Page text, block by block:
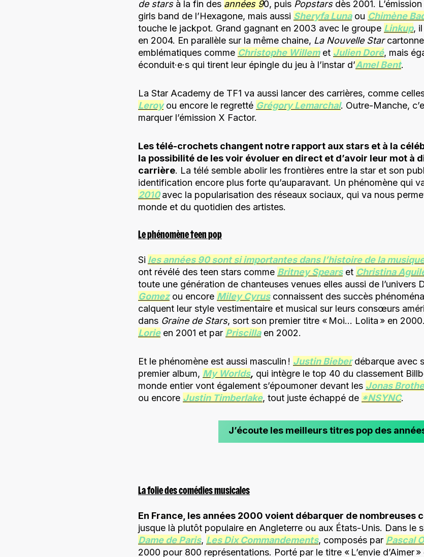
de starsà la fin des années 90, puis Popstarsdès 2001.
girls band de l’Hexagone, mais aussi Sheryfa Lunaou Chimène
touche le jackpot. Grand gagnant en 2003 avec le groupe Linkup,
en 2004. En parallèle sur la même chaine, La Nouvelle Starcartonne
emblématiques comme Christophe Willemet Julien Doré, mais
éconduit·e·s qui tirent leur épingle du jeu à l’instar d’Amel Bent.
La Star Academy de TF1 va aussi lancer des carrières, comme
Leroyou encore le regretté Grégory Lemarchal. Outre-Manche,
marquer l’émission X Factor.
Les télé-crochets changent notre rapport aux stars et à la
la possibilité de les voir évoluer en direct et d’avoir leur mot à
carrière. La télé semble abolir les frontières entre la star et son
identification encore plus forte qu’auparavant. Un phénomène qui
2010 avec la popularisation des réseaux sociaux, qui va nous
monde et du quotidien des artistes.
Le phénomène teen pop
Si les années 90 sont si importantes dans l’histoire de la
ont révélé des teen stars comme Britney Spearset Christina
toute une génération de chanteuses venues elles aussi de l’univers
Gomezou encore Miley Cyrusconnaissent des succès
calquent leur style vestimentaire et musical sur leurs consœurs
dans Graine de Stars, sort son premier titre « Moi… Lolita » en
Lorieen 2001 et par Priscillaen 2002.
Et le phénomène est aussi masculin ! Justin Bieberdébarque avec
premier album, My Worlds, qui intègre le top 40 du classement
monde entier vont également s’époumoner devant les Jonas
ou encore Justin Timberlake, tout juste échappé de *NSYNC.
J’écoute les meilleurs titres pop des
La folie des comédies musicales
En France, les années 2000 voient débarquer de nombreuses
jusque là plutôt populaire en Angleterre ou aux États-Unis. Dans le
Dame de Paris, Les Dix Commandements, composés par Pascal
2000 pour 800 représentations. Porté par le titre « L’envie d’Aimer »